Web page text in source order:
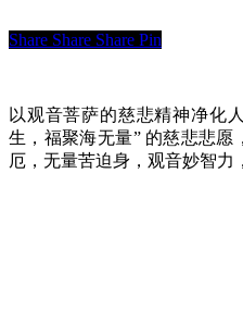
Share Share Share Pin
以观音菩萨的慈悲精神净化
生，福聚海无量” 的慈悲悲愿
厄，无量苦迫身，观音妙智力